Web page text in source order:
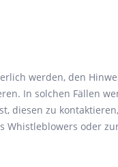
werden, den
In solchen Fällen
diesen zu
Whistleblowers oder